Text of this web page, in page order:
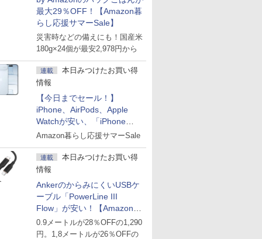
最大29％OFF！【Amazon暮
らし応援サマーSale】
災害時などの備えにも！国産米
180g×24個が最安2,978円から
連載
本日みつけたお買い得
情報
【今日までセール！】
iPhone、AirPods、Apple
Watchが安い、「iPhone
Air」256GB版が139,800円な
Amazon暮らし応援サマーSale
連載
本日みつけたお買い得
情報
AnkerのからみにくいUSBケ
ーブル「PowerLine III
Flow」が安い！【Amazon暮
らし応援サマーSale】
0.9メートルが28％OFFの1,290
円。1,8メートルが26％OFFの